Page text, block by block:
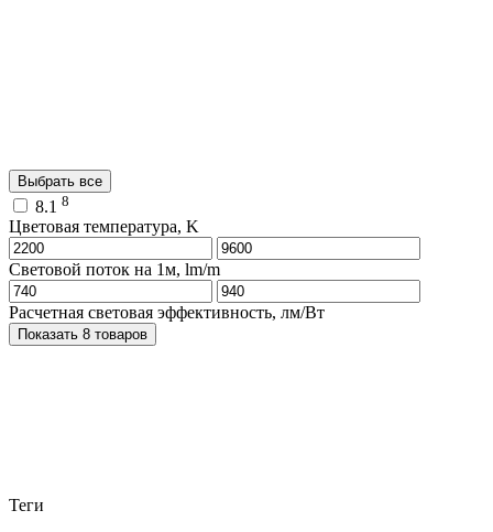
Выбрать все
8.1 8
Цветовая температура, K
Световой поток на 1м, lm/m
Расчетная световая эффективность, лм/Вт
Показать 8 товаров
Теги